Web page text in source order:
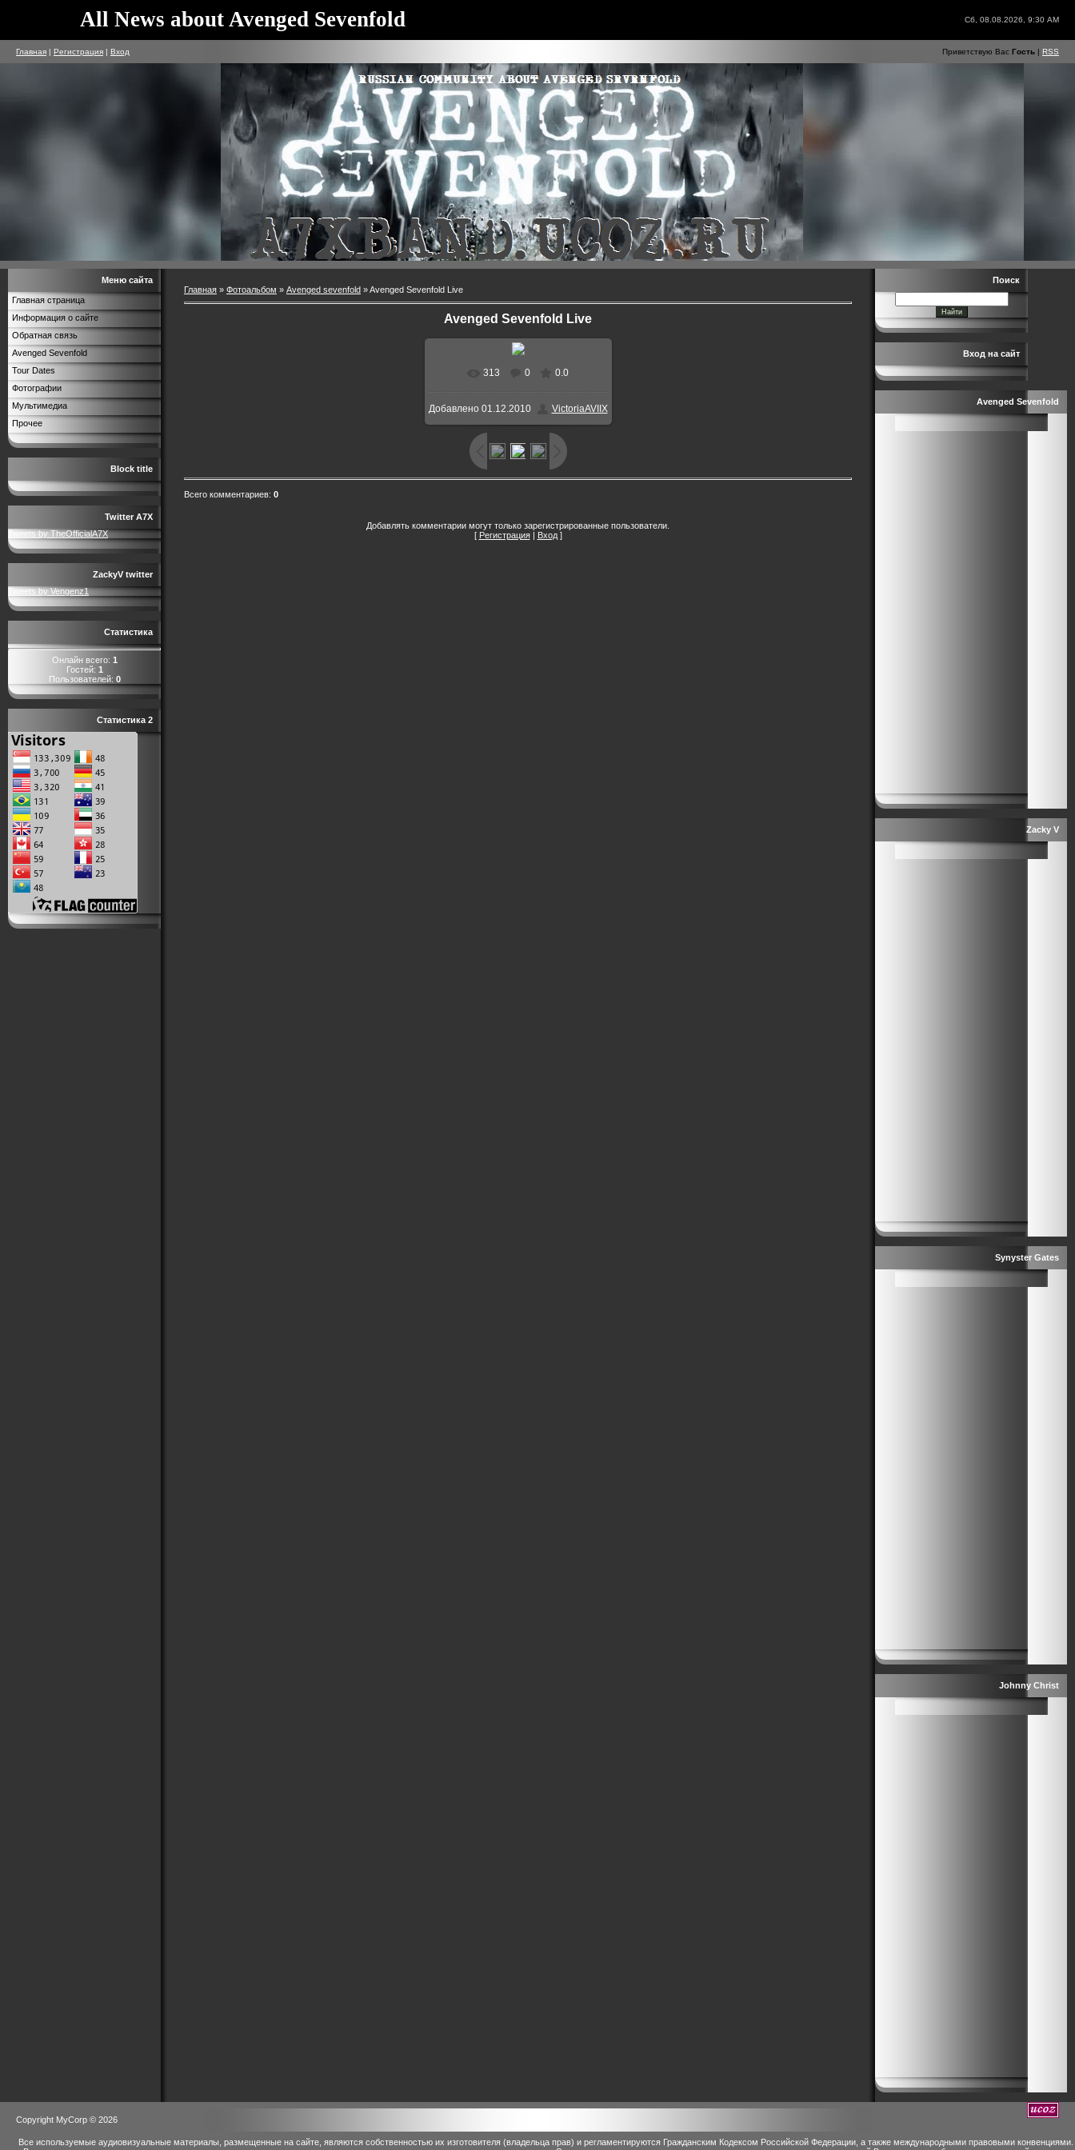
All News about Avenged Sevenfold Сб, 08.08.2026, 9:30 AM
Главная | Регистрация | Вход Приветствую Вас Гость | RSS
Меню сайта
Главная страница
Информация о сайте
Обратная связь
Avenged Sevenfold
Tour Dates
Фотографии
Мультимедиа
Прочее
Block title
Twitter A7X
Tweets by TheOfficialA7X
ZackyV twitter
Tweets by Vengenz1
Статистика
Онлайн всего: 1
Гостей: 1
Пользователей: 0
Статистика 2
Главная » Фотоальбом » Avenged sevenfold » Avenged Sevenfold Live
Avenged Sevenfold Live
В реальном размере 640x480
174.7Kb
313 0 0.0
Добавлено 01.12.2010 VictoriaAVIIX
Всего комментариев: 0
Добавлять комментарии могут только зарегистрированные пользователи.
[ Регистрация| Вход]
Поиск
Вход на сайт
Avenged Sevenfold
Zacky V
Synyster Gates
Johnny Christ
Copyright MyCorp © 2026
Все используемые аудиовизуальные материалы, размещенные на сайте, являются собственностью их изготовителя (владельца прав) и регламентируются Гражданским Кодексом Российской Федерации, а также международными правовыми конвенциями.